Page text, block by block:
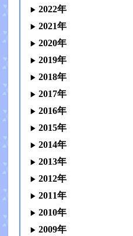
2022年
2021年
2020年
2019年
2018年
2017年
2016年
2015年
2014年
2013年
2012年
2011年
2010年
2009年